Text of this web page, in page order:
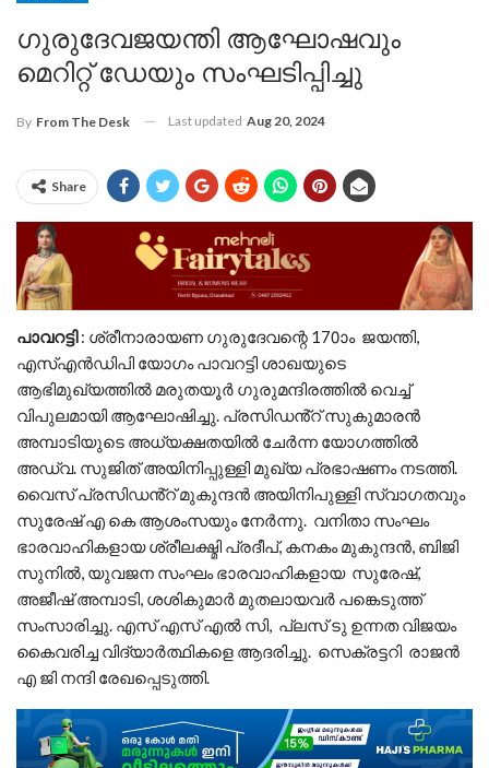
ഗുരുദേവജയന്തി ആഘോഷവും
മെറിറ്റ് ഡേയും സംഘടിപ്പിച്ചു
By From The Desk Last updated Aug 20, 2024
Share
പാവറട്ടി: ശ്രീനാരായണ ഗുരുദേവന്റെ 170ാം ജയന്തി,
എസ്എൻഡിപി യോഗം പാവറട്ടി ശാഖയുടെ
ആഭിമുഖ്യത്തിൽ മരുതയൂർ ഗുരുമന്ദിരത്തിൽ വെച്ച്
വിപുലമായി ആഘോഷിച്ചു. പ്രസിഡൻ്റ് സുകുമാരൻ
അമ്പാടിയുടെ അധ്യക്ഷതയിൽ ചേർന്ന യോഗത്തിൽ
അഡ്വ. സുജിത് അയിനിപ്പുള്ളി മുഖ്യ പ്രഭാഷണം നടത്തി.
വൈസ് പ്രസിഡൻ്റ് മുകുന്ദൻ അയിനിപുള്ളി സ്വാഗതവും
സുരേഷ് എ കെ ആശംസയും നേർന്നു. വനിതാ സംഘം
ഭാരവാഹികളായ ശ്രീലക്ഷ്മി പ്രദീപ്, കനകം മുകുന്ദൻ, ബിജി
സുനിൽ, യുവജന സംഘം ഭാരവാഹികളായ സുരേഷ്,
അജീഷ് അമ്പാടി, ശശികുമാർ മുതലായവർ പങ്കെടുത്ത്
സംസാരിച്ചു. എസ് എസ് എൽ സി, പ്ലസ് ടു ഉന്നത വിജയം
കൈവരിച്ച വിദ്യാർത്ഥികളെ ആദരിച്ചു. സെക്രട്ടറി രാജൻ
എ ജി നന്ദി രേഖപ്പെടുത്തി.